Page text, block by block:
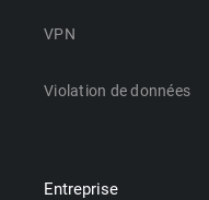
VPN
Violation de données
Entreprise